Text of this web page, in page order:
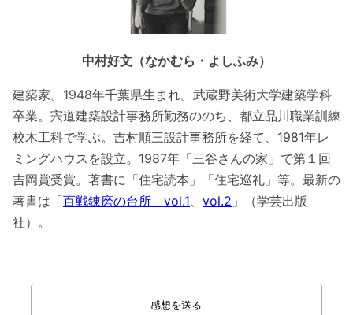
中村好文（なかむら・よしふみ）
建築家。1948年千葉県生まれ。武蔵野美術大学建築学科
卒業。宍道建築設計事務所勤務ののち、都立品川職業訓練
校木工科で学ぶ。吉村順三設計事務所を経て、1981年レ
ミングハウスを設立。1987年「三谷さんの家」で第１回
吉岡賞受賞。著書に「住宅読本」「住宅巡礼」等。最新の
著書は「百戦錬磨の台所 vol.1 vol.2 」（学芸出版
社）。
感想を送る